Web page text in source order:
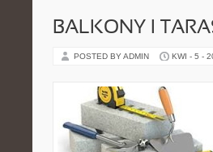
BALKONY I
POSTED BY ADMIN KWI - 5 -